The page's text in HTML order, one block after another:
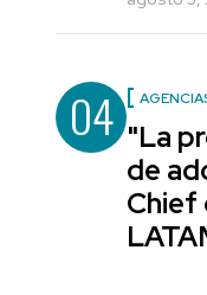
04 "La
de
Chief